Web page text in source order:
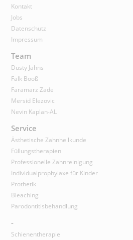
Kontakt
Jobs
Datenschutz
Impressum
Team
Dusty Jahns
Falk Booß
Faramarz Zade
Mersid Elezovic
Nevin Kaplan-AL
Service
Ästhetische Zahnheilkunde
Füllungstherapien
Professionelle Zahnreinigung
Individualprophylaxe für Kinder
Prothetik
Bleaching
Parodontitisbehandlung
-
Schienentherapie